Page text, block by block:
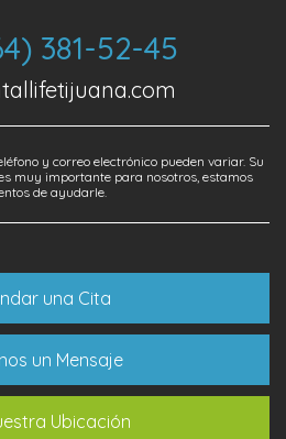
381-52-45
y correo electrónico pueden variar. Su
muy importante para nosotros, estamos
de ayudarle.
una Cita
un Mensaje
Ubicación